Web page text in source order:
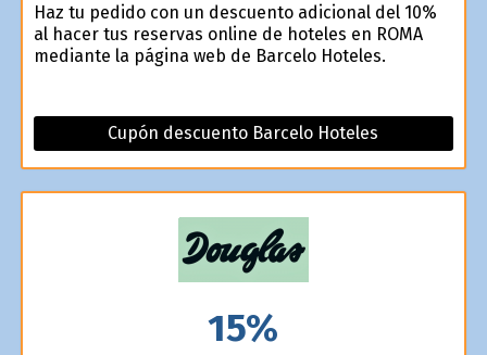
Haz tu pedido con un descuento adicional del 10%
al hacer tus reservas online de hoteles en ROMA
mediante la página web de Barcelo Hoteles.
Cupón descuento Barcelo Hoteles
15%